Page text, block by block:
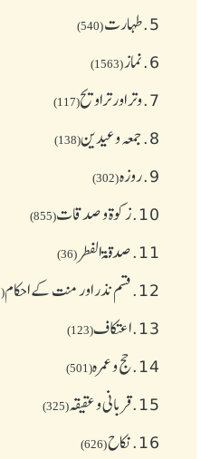
5. طهارت(540)
6. نماز(1563)
7. وتر اور تراویح(117)
8. جمعہ وعیدین(138)
9. روزہ(302)
10. زکوة و صدقات(855)
11. صدقۃ الفطر (36)
12. قسم نذر اور منت کے احکام(136)
13. اعتکاف(123)
14. حج و عمرہ(501)
15. قربانی و عقیقہ(325)
16. نکاح(626)